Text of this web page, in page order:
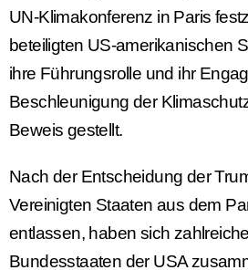
UN-Klimakonferenz in Paris
beteiligten US-amerikanischen
ihre Führungsrolle und ihr
Beschleunigung der
Beweis gestellt.
Nach der Entscheidung der
Vereinigten Staaten aus dem
entlassen, haben sich
Bundesstaaten der USA